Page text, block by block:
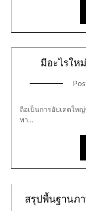
มีอะไรให
ถือเป็นการอัปเดตให
พา…
สรุปพื้นฐานภ